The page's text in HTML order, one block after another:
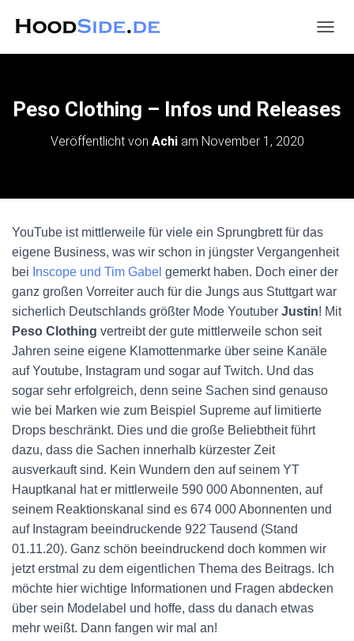
A
A
H
A
L
T
E
Peso Clothing – Infos und Releases
Veröffentlicht von Achiam November 1, 2020
YouTube ist mittlerweile für viele ein Sprungbrett für das
eigene Business, was wir schon in jüngster Vergangenheit
bei Inscope und Tim Gabel gemerkt haben. Doch einer der
ganz großen Vorreiter auch für die Jungs aus Stuttgart war
sicherlich Deutschlands größter Mode Youtuber Justin! Mit
Peso Clothing vertreibt der gute mittlerweile schon seit
Jahren seine eigene Klamottenmarke über seine Kanäle
auf Youtube, Instagram und sogar auf Twitch. Und das
sogar sehr erfolgreich, denn seine Sachen sind genauso
wie bei Marken wie zum Beispiel Supreme auf limitierte
Drops beschränkt. Dies und die große Beliebtheit führt
dazu, dass die Sachen innerhalb kürzester Zeit
ausverkauft sind. Kein Wundern den auf seinem YT
Hauptkanal hat er mittlerweile 590 000 Abonnenten, auf
seinem Reaktionskanal sind es 674 000 Abonnenten und
auf Instagram beeindruckende 922 Tausend (Stand
01.11.20). Ganz schön beeindruckend doch kommen wir
jetzt erstmal zu dem eigentlichen Thema des Beitrags. Ich
möchte hier wichtige Informationen und Fragen abdecken
über sein Modelabel und hoffe, dass du danach etwas
mehr weißt. Dann fangen wir mal an!